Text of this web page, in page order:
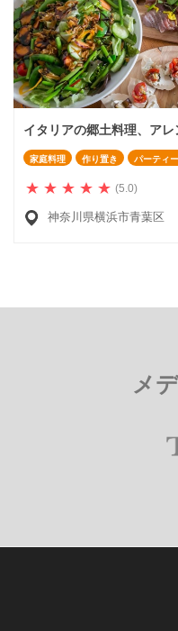
イタリアの郷土料理、アレ
家庭料理 作り置き パーティ
(5.0)
神奈川県横浜市青葉区
メ